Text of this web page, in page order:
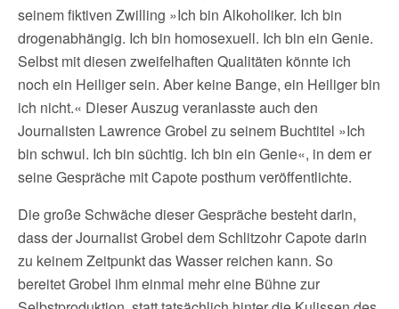
seinem fiktiven Zwilling »Ich bin Alkoholiker. Ich bin
drogenabhängig. Ich bin homosexuell. Ich bin ein Genie.
Selbst mit diesen zweifelhaften Qualitäten könnte ich
noch ein Heiliger sein. Aber keine Bange, ein Heiliger bin
ich nicht.« Dieser Auszug veranlasste auch den
Journalisten Lawrence Grobel zu seinem Buchtitel »Ich
bin schwul. Ich bin süchtig. Ich bin ein Genie«, in dem er
seine Gespräche mit Capote posthum veröffentlichte.
Die große Schwäche dieser Gespräche besteht darin,
dass der Journalist Grobel dem Schlitzohr Capote darin
zu keinem Zeitpunkt das Wasser reichen kann. So
bereitet Grobel ihm einmal mehr eine Bühne zur